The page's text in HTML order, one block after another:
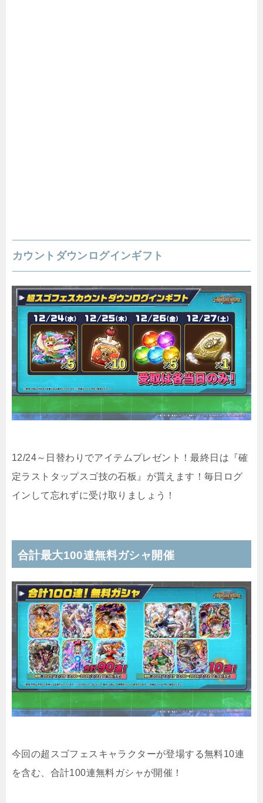
カウントダウンログインギフト
12/24～日替わりでアイテムプレゼント！最終日は『確
定ラストタップスゴ技の石板』が貰えます！毎日ログ
インして忘れずに受け取りましょう！
合計最大100連無料ガシャ開催
今回の超スゴフェスキャラクターが登場する無料10連
を含む、合計100連無料ガシャが開催！